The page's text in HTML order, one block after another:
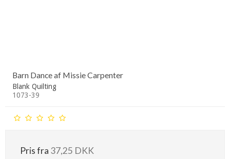
Barn Dance af Missie Carpenter
Blank Quilting
1073-39
Pris fra 37,25 DKK